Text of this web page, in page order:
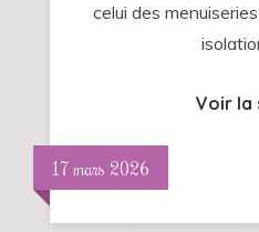
celui des
Voir la
17 mars 2026